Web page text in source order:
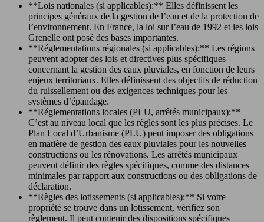
**Lois nationales (si applicables):** Elles définissent les
principes généraux de la gestion de l’eau et de la protection de
l’environnement. En France, la loi sur l’eau de 1992 et les lois
Grenelle ont posé des bases importantes.
**Réglementations régionales (si applicables):** Les régions
peuvent adopter des lois et directives plus spécifiques
concernant la gestion des eaux pluviales, en fonction de leurs
enjeux territoriaux. Elles définissent des objectifs de réduction
du ruissellement ou des exigences techniques pour les
systèmes d’épandage.
**Réglementations locales (PLU, arrêtés municipaux):**
C’est au niveau local que les règles sont les plus précises. Le
Plan Local d’Urbanisme (PLU) peut imposer des obligations
en matière de gestion des eaux pluviales pour les nouvelles
constructions ou les rénovations. Les arrêtés municipaux
peuvent définir des règles spécifiques, comme des distances
minimales par rapport aux constructions ou des obligations de
déclaration.
**Règles des lotissements (si applicables):** Si votre
propriété se trouve dans un lotissement, vérifiez son
règlement. Il peut contenir des dispositions spécifiques